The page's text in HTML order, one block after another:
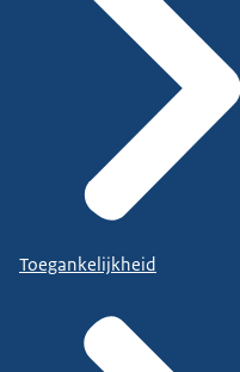
Toegankelijkheid